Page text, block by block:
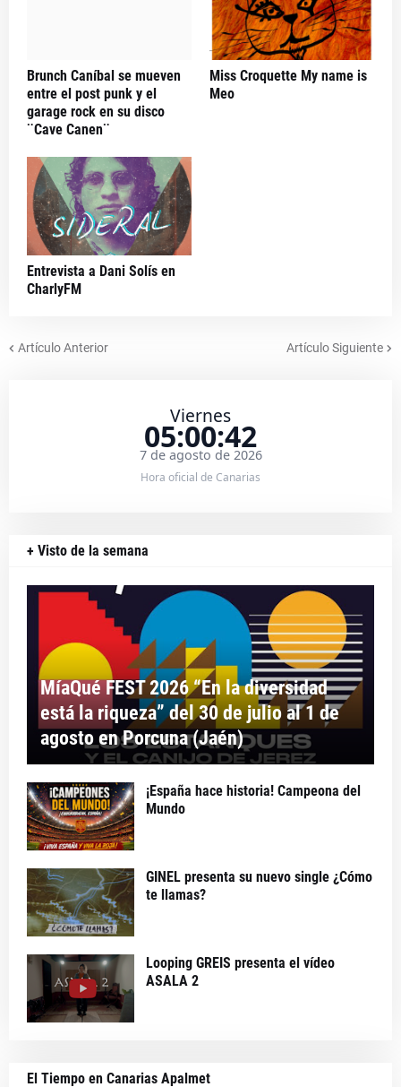
Brunch Caníbal se mueven
entre el post punk y el
garage rock en su disco
¨Cave Canen¨
Miss Croquette My name is
Meo
Entrevista a Dani Solís en
CharlyFM
Artículo Anterior Artículo Siguiente
Viernes
05:00:42
7 de agosto de 2026
Hora oficial de Canarias
+ Visto de la semana
MíaQué FEST 2026 “En la diversidad
está la riqueza” del 30 de julio al 1 de
agosto en Porcuna (Jaén)
¡España hace historia! Campeona del
Mundo
GINEL presenta su nuevo single ¿Cómo
te llamas?
Looping GREIS presenta el vídeo
ASALA 2
El Tiempo en Canarias Apalmet